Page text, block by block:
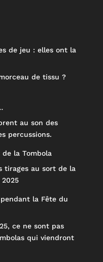
de jeu : elles ont la
de tissu ?
au son des
percussions.
la Tombola
tirages au sort de la
la Fête du
ce ne sont pas
qui viendront